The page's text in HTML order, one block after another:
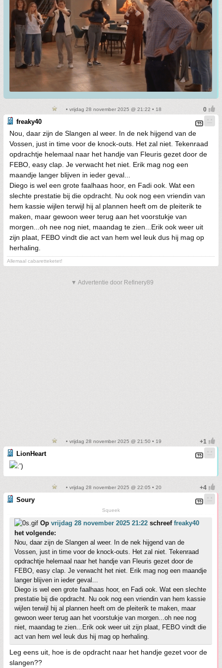
• vrijdag 28 november 2025 @ 21:22 • 18
freaky40
Nou, daar zijn de Slangen al weer. In de nek hijgend van de
Vossen, just in time voor de knock-outs. Het zal niet. Tekenraad
opdrachtje helemaal naar het handje van Fleuris gezet door de
FEBO, easy clap. Je verwacht het niet. Erik mag nog een
maandje langer blijven in ieder geval...
Diego is wel een grote faalhaas hoor, en Fadi ook. Wat een
slechte prestatie bij die opdracht. Nu ook nog een vriendin van
hem kassie wijlen terwijl hij al plannen heeft om de pleiterik te
maken, maar gewoon weer terug aan het voorstukje van
morgen...oh nee nog niet, maandag te zien...Erik ook weer uit
zijn plaat, FEBO vindt die act van hem wel leuk dus hij mag op
herhaling.
Allemaal cabaretteketet!
▼ Advertentie door Refinery89
• vrijdag 28 november 2025 @ 21:50 • 19
LionHeart
• vrijdag 28 november 2025 @ 22:05 • 20
Soury
Squeek
Op vrijdag 28 november 2025 21:22 schreef freaky40
het volgende:
Nou, daar zijn de Slangen al weer. In de nek hijgend van de
Vossen, just in time voor de knock-outs. Het zal niet. Tekenraad
opdrachtje helemaal naar het handje van Fleuris gezet door de
FEBO, easy clap. Je verwacht het niet. Erik mag nog een maandje
langer blijven in ieder geval...
Diego is wel een grote faalhaas hoor, en Fadi ook. Wat een slechte
prestatie bij die opdracht. Nu ook nog een vriendin van hem kassie
wijlen terwijl hij al plannen heeft om de pleiterik te maken, maar
gewoon weer terug aan het voorstukje van morgen...oh nee nog
niet, maandag te zien...Erik ook weer uit zijn plaat, FEBO vindt die
act van hem wel leuk dus hij mag op herhaling.
Leg eens uit, hoe is de opdracht naar het handje gezet voor de
slangen??